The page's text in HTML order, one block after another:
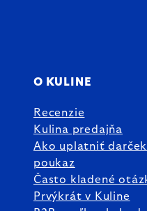
O KULINE
Recenzie
Kulina predajňa
Ako uplatniť
poukaz
Často kladené
Prvýkrát v Kuline